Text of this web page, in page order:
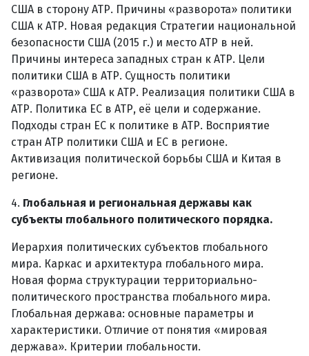
США в сторону АТР. Причины «разворота» политики
США к АТР. Новая редакция Стратегии национальной
безопасности США (2015 г.) и место АТР в ней.
Причины интереса западных стран к АТР. Цели
политики США в АТР. Сущность политики
«разворота» США к АТР. Реализация политики США в
АТР. Политика ЕС в АТР, её цели и содержание.
Подходы стран ЕС к политике в АТР. Восприятие
стран АТР политики США и ЕС в регионе.
Активизация политической борьбы США и Китая в
регионе.
4. Глобальная и региональная державы как
субъекты глобального политического порядка.
Иерархия политических субъектов глобального
мира. Каркас и архитектура глобального мира.
Новая форма структурации территориально-
политического пространства глобального мира.
Глобальная держава: основные параметры и
характеристики. Отличие от понятия «мировая
держава». Критерии глобальности.